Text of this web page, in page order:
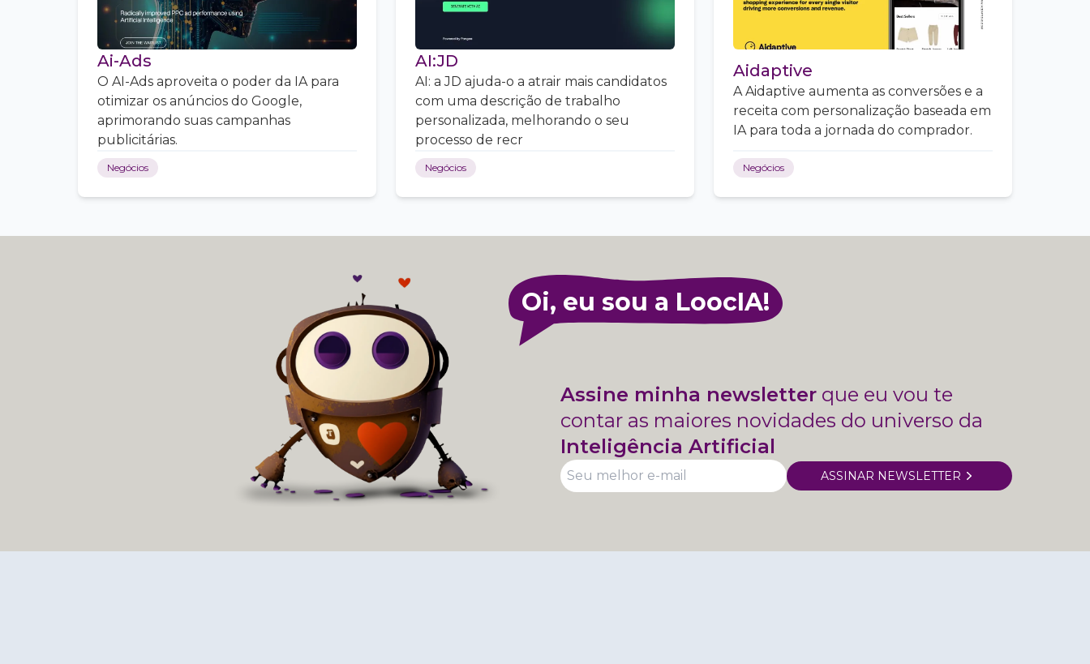
Ai-Ads
O AI-Ads aproveita o poder da IA para
otimizar os anúncios do Google,
aprimorando suas campanhas
publicitárias.
Negócios
AI:JD
AI: a JD ajuda-o a atrair mais candidatos
com uma descrição de trabalho
personalizada, melhorando o seu
processo de recr
Negócios
Aidaptive
A Aidaptive aumenta as conversões e a
receita com personalização baseada em
IA para toda a jornada do comprador.
Negócios
Oi, eu sou a LoocIA!
Assine minha newsletter que eu vou te
contar as maiores novidades do universo da
Inteligência Artificial
ASSINAR NEWSLETTER